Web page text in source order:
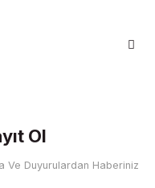
Ol
Ve Duyurulardan Haberiniz